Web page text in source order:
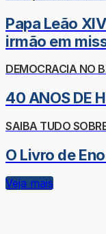
Papa Leão
irmão em
DEMOCRACIA NO
40 ANOS DE
SAIBA TUDO
O Livro de
Veja mais